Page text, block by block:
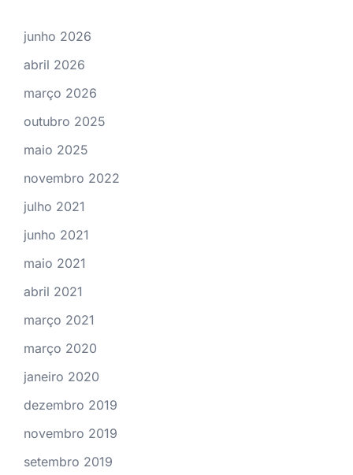
junho 2026
abril 2026
março 2026
outubro 2025
maio 2025
novembro 2022
julho 2021
junho 2021
maio 2021
abril 2021
março 2021
março 2020
janeiro 2020
dezembro 2019
novembro 2019
setembro 2019